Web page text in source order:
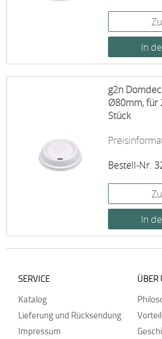
g2n
Ø80mm, für
Stück
Bestell-Nr.
SERVICE
Katalog
Lieferung und Rücksendung
Impressum
ÜBER